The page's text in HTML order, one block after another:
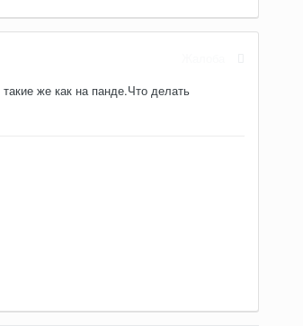
же как на панде.Что делать